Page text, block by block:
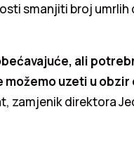
smanjiti broj umrlih
ali
možemo uzeti u
zamjenik direktora